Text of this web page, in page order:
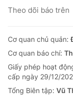
Theo dõi báo trên
Cơ quan chủ quản:
Cơ quan báo chí:
Giấy phép hoạt
cấp ngày 29/12/
Tổng Biên tập: Vũ